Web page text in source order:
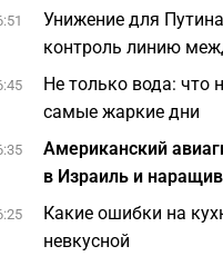
Унижение для
контроль линию
Не только вода: что
самые жаркие дни
Американский
в Израиль и
Какие ошибки на
невкусной